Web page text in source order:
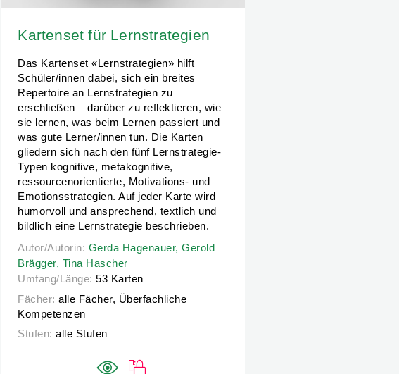
Kartenset für Lernstrategien
Das Kartenset «Lernstrategien» hilft
Schüler/innen dabei, sich ein breites
Repertoire an Lernstrategien zu
erschließen – darüber zu reflektieren, wie
sie lernen, was beim Lernen passiert und
was gute Lerner/innen tun. Die Karten
gliedern sich nach den fünf Lernstrategie-
Typen kognitive, metakognitive,
ressourcenorientierte, Motivations- und
Emotionsstrategien. Auf jeder Karte wird
humorvoll und ansprechend, textlich und
bildlich eine Lernstrategie beschrieben.
Autor/Autorin: Gerda Hagenauer,Gerold Brägger,
Autor/Autorin: Gerda Hagenauer,Gerold
Brägger, Tina Hascher
Umfang/Länge: 53 Karten
Fächer: alle Fächer, Überfachliche
Kompetenzen
Stufen: alle Stufen